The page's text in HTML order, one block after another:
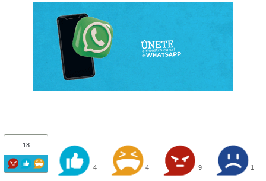
18
4 4 9 1